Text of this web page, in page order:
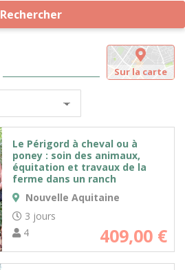
Rechercher
Sur la carte
Le Périgord à cheval ou à
poney : soin des animaux,
équitation et travaux de la
ferme dans un ranch
Nouvelle Aquitaine
3 jours
4
409,00 €